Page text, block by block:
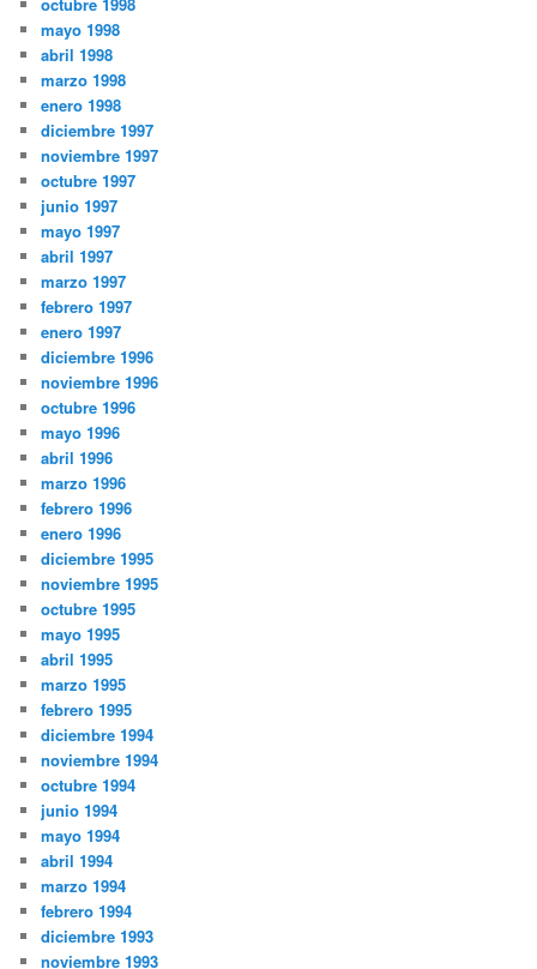
mayo 1998
abril 1998
marzo 1998
enero 1998
diciembre 1997
noviembre 1997
octubre 1997
junio 1997
mayo 1997
abril 1997
marzo 1997
febrero 1997
enero 1997
diciembre 1996
noviembre 1996
octubre 1996
mayo 1996
abril 1996
marzo 1996
febrero 1996
enero 1996
diciembre 1995
noviembre 1995
octubre 1995
mayo 1995
abril 1995
marzo 1995
febrero 1995
diciembre 1994
noviembre 1994
octubre 1994
junio 1994
mayo 1994
abril 1994
marzo 1994
febrero 1994
diciembre 1993
noviembre 1993